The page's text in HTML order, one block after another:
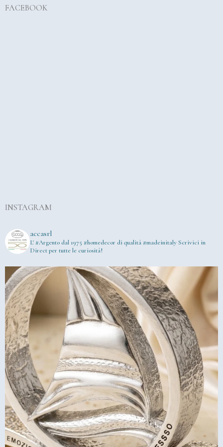
FACEBOOK
INSTAGRAM
accasrl
L' #Argento dal 1975 #homedecor di qualità #madeinitaly Scrivici in
Direct per tutte le curiosità!